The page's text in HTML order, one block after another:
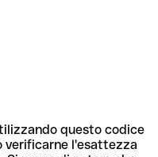
questo codice
verificarne l'esattezza